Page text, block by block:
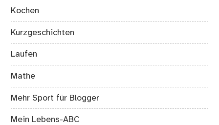
Kochen
Kurzgeschichten
Laufen
Mathe
Mehr Sport für Blogger
Mein Lebens-ABC